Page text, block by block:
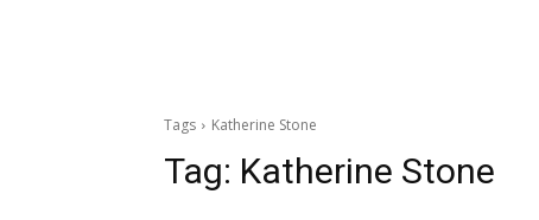
Tags Katherine Stone
Tag: Katherine Stone